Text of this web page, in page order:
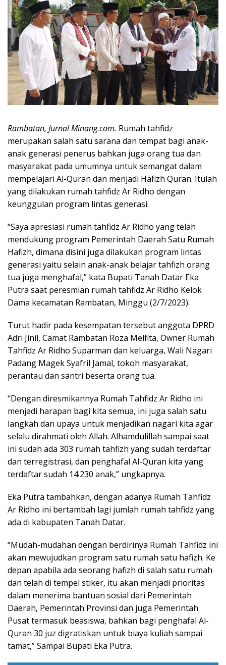
Rambatan, Jurnal Minang.com. Rumah tahfidz
merupakan salah satu sarana dan tempat bagi anak-
anak generasi penerus bahkan juga orang tua dan
masyarakat pada umumnya untuk semangat dalam
mempelajari Al-Quran dan menjadi Hafizh Quran. Itulah
yang dilakukan rumah tahfidz Ar Ridho dengan
keunggulan program lintas generasi.
“Saya apresiasi rumah tahfidz Ar Ridho yang telah
mendukung program Pemerintah Daerah Satu Rumah
Hafizh, dimana disini juga dilakukan program lintas
generasi yaitu selain anak-anak belajar tahfizh orang
tua juga menghafal,” kata Bupati Tanah Datar Eka
Putra saat peresmian rumah tahfidz Ar Ridho Kelok
Dama kecamatan Rambatan, Minggu (2/7/2023).
Turut hadir pada kesempatan tersebut anggota DPRD
Adri Jinil, Camat Rambatan Roza Melfita, Owner Rumah
Tahfidz Ar Ridho Suparman dan keluarga, Wali Nagari
Padang Magek Syafril Jamal, tokoh masyarakat,
perantau dan santri beserta orang tua.
“Dengan diresmikannya Rumah Tahfidz Ar Ridho ini
menjadi harapan bagi kita semua, ini juga salah satu
langkah dan upaya untuk menjadikan nagari kita agar
selalu dirahmati oleh Allah. Alhamdulillah sampai saat
ini sudah ada 303 rumah tahfizh yang sudah terdaftar
dan terregistrasi, dan penghafal Al-Quran kita yang
terdaftar sudah 14.230 anak,” ungkapnya.
Eka Putra tambahkan, dengan adanya Rumah Tahfidz
Ar Ridho ini bertambah lagi jumlah rumah tahfidz yang
ada di kabupaten Tanah Datar.
“Mudah-mudahan dengan berdirinya Rumah Tahfidz ini
akan mewujudkan program satu rumah satu hafizh. Ke
depan apabila ada seorang hafizh di salah satu rumah
dan telah di tempel stiker, itu akan menjadi prioritas
dalam menerima bantuan sosial dari Pemerintah
Daerah, Pemerintah Provinsi dan juga Pemerintah
Pusat termasuk beasiswa, bahkan bagi penghafal Al-
Quran 30 juz digratiskan untuk biaya kuliah sampai
tamat,” Sampai Bupati Eka Putra.